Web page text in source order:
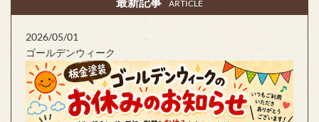
ARTICLE
2026/05/01
ゴールデンウィーク